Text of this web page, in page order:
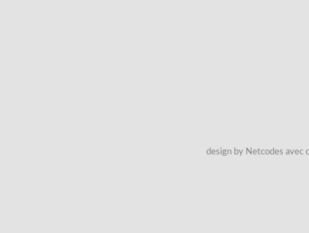
design by Netcodes avec